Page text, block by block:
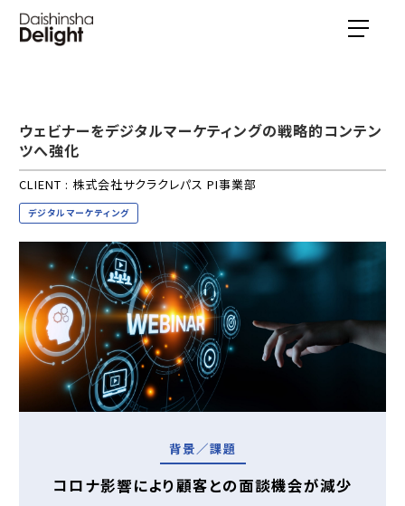
ウェビナーをデジタルマーケティングの戦略的コンテン
ツへ強化
CLIENT : 株式会社サクラクレパス PI事業部
デジタルマーケティング
背景／課題
コロナ影響により顧客との面談機会が減少